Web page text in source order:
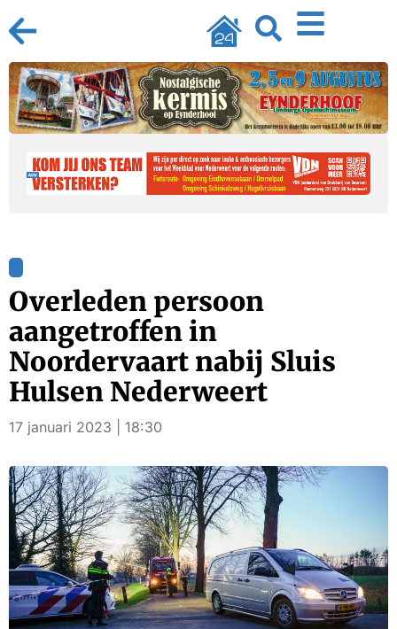
Overleden persoon
aangetroffen in
Noordervaart nabij Sluis
Hulsen Nederweert
17 januari 2023 | 18:30